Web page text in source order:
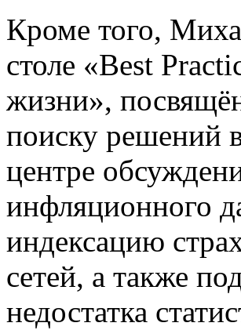
Кроме того,
столе «Best
жизни»,
поиску решений
центре
инфляционного
индексацию
сетей, а также
недостатка